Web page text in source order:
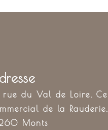
de la Rauderie,
Monts